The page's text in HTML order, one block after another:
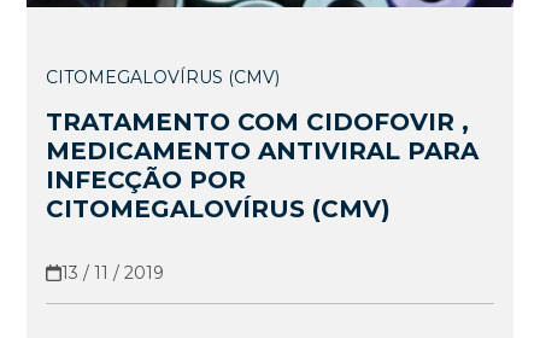
CITOMEGALOVÍRUS (CMV)
TRATAMENTO COM CIDOFOVIR ,
MEDICAMENTO ANTIVIRAL PARA
INFECÇÃO POR
CITOMEGALOVÍRUS (CMV)
13 / 11 / 2019